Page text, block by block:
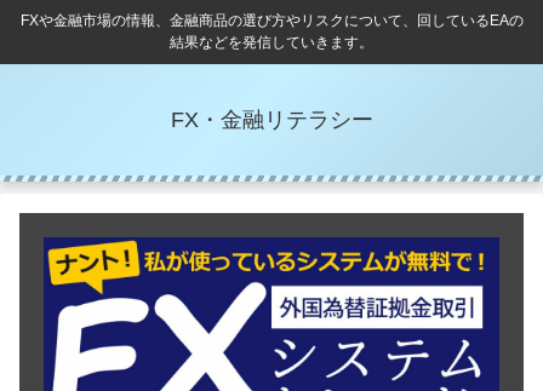
FXや金融市場の情報、金融商品の選び方やリスクについて、回しているEAの
結果などを発信していきます。
FX・金融リテラシー